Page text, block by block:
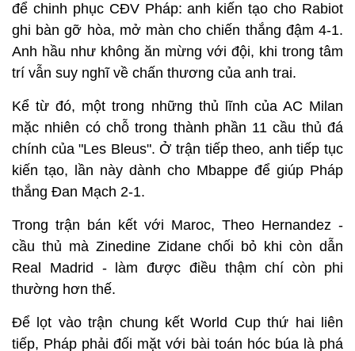
để chinh phục CĐV Pháp: anh kiến ​​​​tạo cho Rabiot
ghi bàn gỡ hòa, mở màn cho chiến thắng đậm 4-1.
Anh hầu như không ăn mừng với đội, khi trong tâm
trí vẫn suy nghĩ về chấn thương của anh trai.
Kể từ đó, một trong những thủ lĩnh của AC Milan
mặc nhiên có chỗ trong thành phần 11 cầu thủ đá
chính của "Les Bleus". Ở trận tiếp theo, anh tiếp tục
kiến tạo, lần này dành cho Mbappe để giúp Pháp
thắng Đan Mạch 2-1.
Trong trận bán kết với Maroc, Theo Hernandez -
cầu thủ mà Zinedine Zidane chối bỏ khi còn dẫn
Real Madrid - làm được điều thậm chí còn phi
thường hơn thế.
Để lọt vào trận chung kết World Cup thứ hai liên
tiếp, Pháp phải đối mặt với bài toán hóc búa là phá